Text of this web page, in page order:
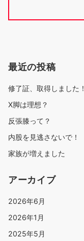
シ
最近の投稿
修了証、取得しました！
X脚は理想？
反張膝って？
内股を見逃さないで！
家族が増えました
アーカイブ
2026年6月
2026年1月
2025年5月